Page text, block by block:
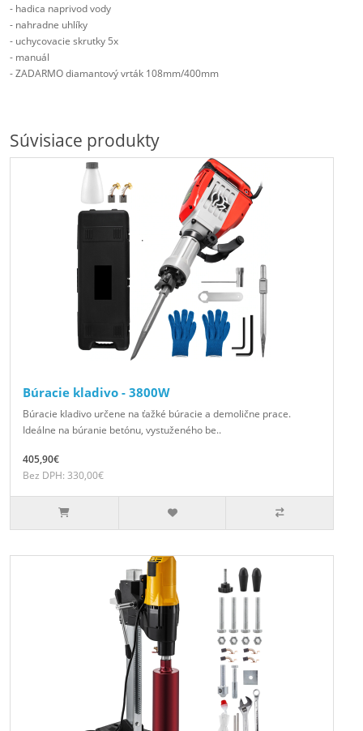
- hadica naprivod vody
- nahradne uhlíky
- uchycovacie skrutky 5x
- manuál
- ZADARMO diamantový vrták 108mm/400mm
Súvisiace produkty
Búracie kladivo - 3800W
Búracie kladivo určene na ťažké búracie a demolične prace.
Ideálne na búranie betónu, vystuženého be..
405,90€
Bez DPH: 330,00€